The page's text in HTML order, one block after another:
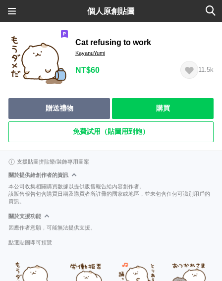
個人原創貼圖
Cat refusing to work
KayanuYumi
NT$60 11.5k
贈送禮物 購買
免費試用（貼圖用到飽）
支援貼圖拼貼樂/裝飾專用圖案
關於提供給創作者的資訊
本公司收集相關購買數據以提供販售報告給內容創作者。
該販售報告包含購買日期及購買者所註冊的國家或地區，並未包含任何可識別用戶的
資訊。
關於支援功能
因應作者意願，可能無法提供支援。
點選貼圖即可預覽